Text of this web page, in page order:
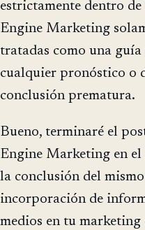
estrictamente dentro
Engine Marketing
tratadas como una
cualquier pronóstico o
conclusión prematura.
Bueno, terminaré el
Engine Marketing en
la conclusión del
incorporación de
medios en tu marketing